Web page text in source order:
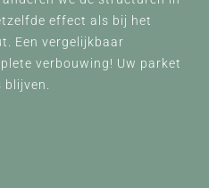
effect als bij het
Een vergelijkbaar
verbouwing! Uw parket